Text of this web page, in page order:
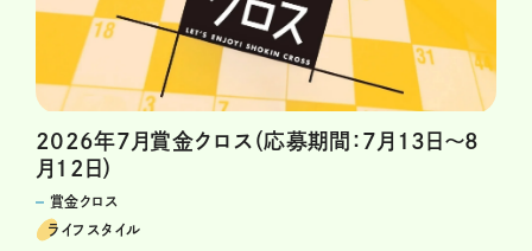
2026年7月賞金クロス（応募期間：7月13日～8
月12日）
賞金クロス
ライフスタイル